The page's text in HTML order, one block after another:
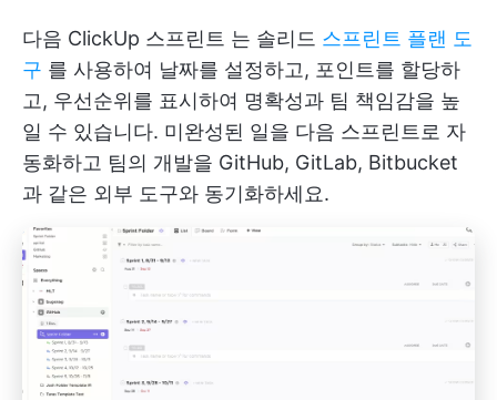
다음 ClickUp 스프린트 는 솔리드 스프린트 플랜 도
구 를 사용하여 날짜를 설정하고, 포인트를 할당하
고, 우선순위를 표시하여 명확성과 팀 책임감을 높
일 수 있습니다. 미완성된 일을 다음 스프린트로 자
동화하고 팀의 개발을 GitHub, GitLab, Bitbucket
과 같은 외부 도구와 동기화하세요.